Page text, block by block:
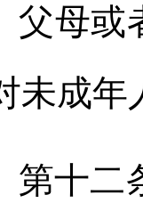
父母或
未成年
第十二